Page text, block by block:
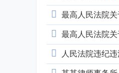
最高人民法院
最高人民法院
人民法院违纪